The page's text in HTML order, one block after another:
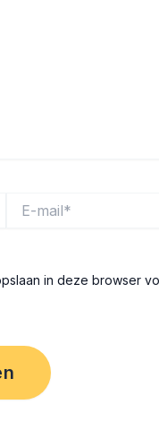
mail*
in deze browser